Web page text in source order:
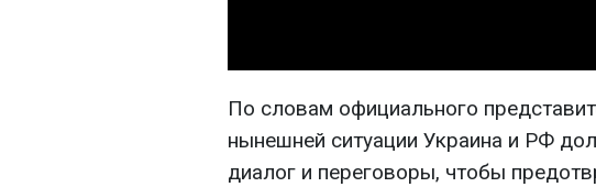
По словам официального
нынешней ситуации Украина и РФ
диалог и переговоры, чтобы